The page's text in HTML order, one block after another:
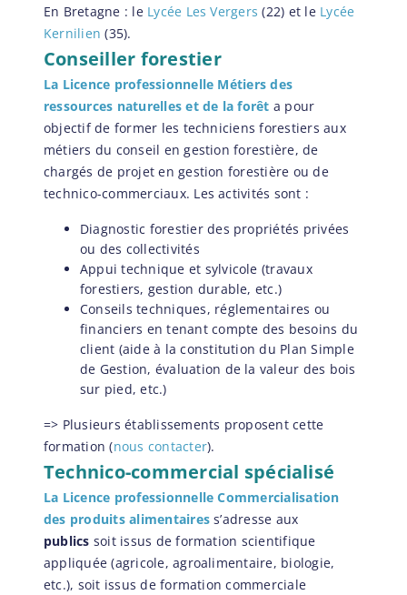
En Bretagne : leLycée Les Vergers(22) et le Lycée
Kernilien (35).
Conseiller forestier
La Licence professionnelle Métiers des
ressources naturelles et de la forêt a pour
objectif de former les techniciens forestiers aux
métiers du conseil en gestion forestière, de
chargés de projet en gestion forestière ou de
technico-commerciaux. Les activités sont :
Diagnostic forestier des propriétés privées
ou des collectivités
Appui technique et sylvicole (travaux
forestiers, gestion durable, etc.)
Conseils techniques, réglementaires ou
financiers en tenant compte des besoins du
client (aide à la constitution du Plan Simple
de Gestion, évaluation de la valeur des bois
sur pied, etc.)
=> Plusieurs établissements proposent cette
formation (nous contacter).
Technico-commercial spécialisé
La Licence professionnelle Commercialisation
des produits alimentaires s’adresse aux
publics soit issus de formation scientifique
appliquée (agricole, agroalimentaire, biologie,
etc.), soit issus de formation commerciale